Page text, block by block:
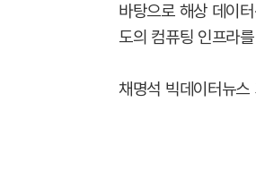
바탕으로 해상 데이
도의 컴퓨팅 인프라
채명석 빅데이터뉴